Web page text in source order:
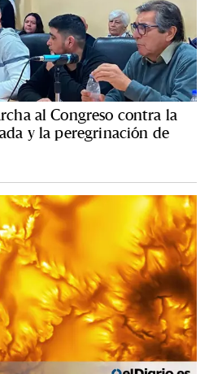
al Congreso contra la
y la peregrinación de